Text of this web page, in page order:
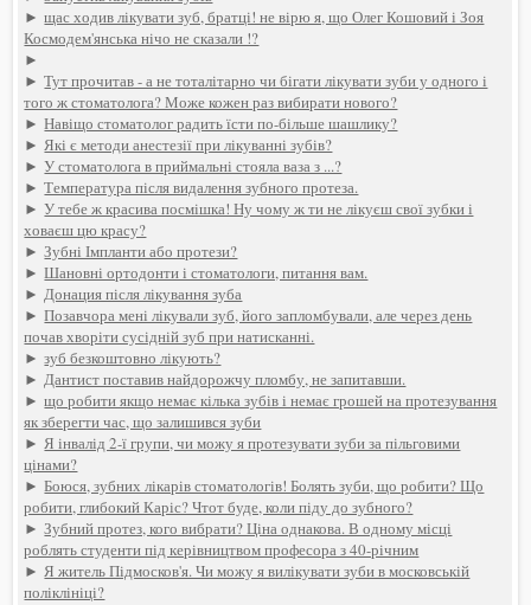
►щас ходив лікувати зуб, братці! не вірю я, що Олег Кошовий і Зоя
Космодем'янська нічо не сказали !?
►
►Тут прочитав - а не тоталітарно чи бігати лікувати зуби у одного і
того ж стоматолога? Може кожен раз вибирати нового?
►Навіщо стоматолог радить їсти по-більше шашлику?
►Які є методи анестезії при лікуванні зубів?
►У стоматолога в приймальні стояла ваза з ...?
►Температура після видалення зубного протеза.
►У тебе ж красива посмішка! Ну чому ж ти не лікуєш свої зубки і
ховаєш цю красу?
►Зубні Імпланти або протези?
►Шановні ортодонти і стоматологи, питання вам.
►Донация після лікування зуба
►Позавчора мені лікували зуб, його запломбували, але через день
почав хворіти сусідній зуб при натисканні.
►зуб безкоштовно лікують?
►Дантист поставив найдорожчу пломбу, не запитавши.
►що робити якщо немає кілька зубів і немає грошей на протезування
як зберегти час, що залишився зуби
►Я інвалід 2-ї групи, чи можу я протезувати зуби за пільговими
цінами?
►Боюся, зубних лікарів стоматологів! Болять зуби, що робити? Що
робити, глибокий Каріс? Чтот буде, коли піду до зубного?
►Зубний протез, кого вибрати? Ціна однакова. В одному місці
роблять студенти під керівництвом професора з 40-річним
►Я житель Підмосков'я. Чи можу я вилікувати зуби в московській
поліклініці?